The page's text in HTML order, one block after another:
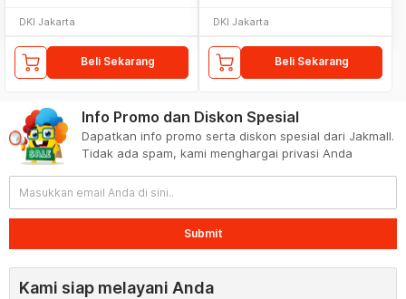
DKI Jakarta
Beli Sekarang
DKI Jakarta
Beli Sekarang
Info Promo dan Diskon Spesial
Dapatkan info promo serta diskon spesial dari Jakmall.
Tidak ada spam, kami menghargai privasi Anda
Submit
Kami siap melayani Anda